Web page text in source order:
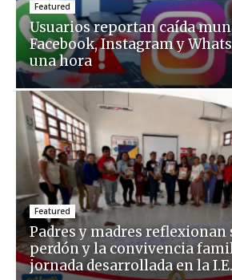
Featured
Usuarios reportan caída
Facebook, Instagram y
una hora
Featured
Padres y madres reflexionan
perdón y la convivencia
jornada desarrollada en la